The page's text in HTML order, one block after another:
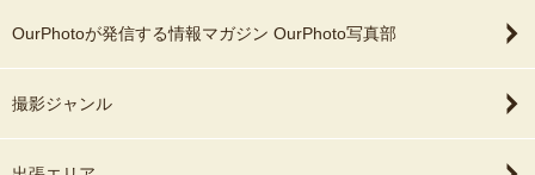
OurPhotoが発信する情報マガジン OurPhoto写真部
撮影ジャンル